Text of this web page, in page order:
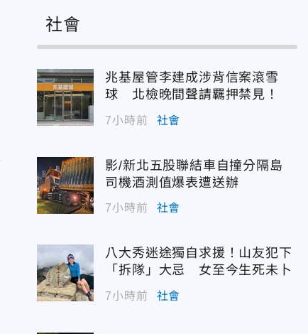
社會
兆基屋管李建成涉背信案滾雪
球 北檢晚間聲請羈押禁見！
7小時前 社會
影/新北五股聯結車自撞分隔島
司機酒測值爆表遭送辦
7小時前 社會
八大秀迷途獨自求援！山友犯下
「拆隊」大忌 女至今生死未卜
7小時前 社會